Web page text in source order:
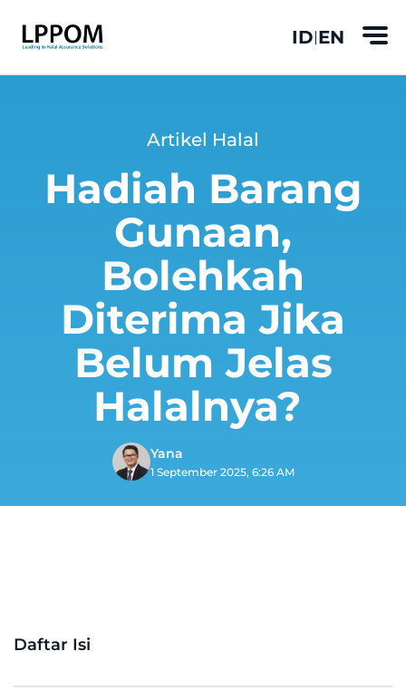
ID|EN
Artikel Halal
Hadiah Barang
Gunaan,
Bolehkah
Diterima Jika
Belum Jelas
Halalnya?
Yana
1 September 2025, 6:26 AM
Daftar Isi